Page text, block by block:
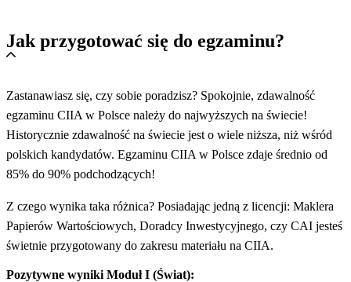
Jak przygotować się do egzaminu?
Zastanawiasz się, czy sobie poradzisz? Spokojnie, zdawalność
egzaminu CIIA w Polsce należy do najwyższych na świecie!
Historycznie zdawalność na świecie jest o wiele niższa, niż wśród
polskich kandydatów. Egzaminu CIIA w Polsce zdaje średnio od
85% do 90% podchodzących!
Z czego wynika taka różnica? Posiadając jedną z licencji: Maklera
Papierów Wartościowych, Doradcy Inwestycyjnego, czy CAI jesteś
świetnie przygotowany do zakresu materiału na CIIA.
Pozytywne wyniki Moduł I (Świat):